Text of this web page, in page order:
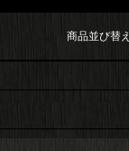
商品並び替え